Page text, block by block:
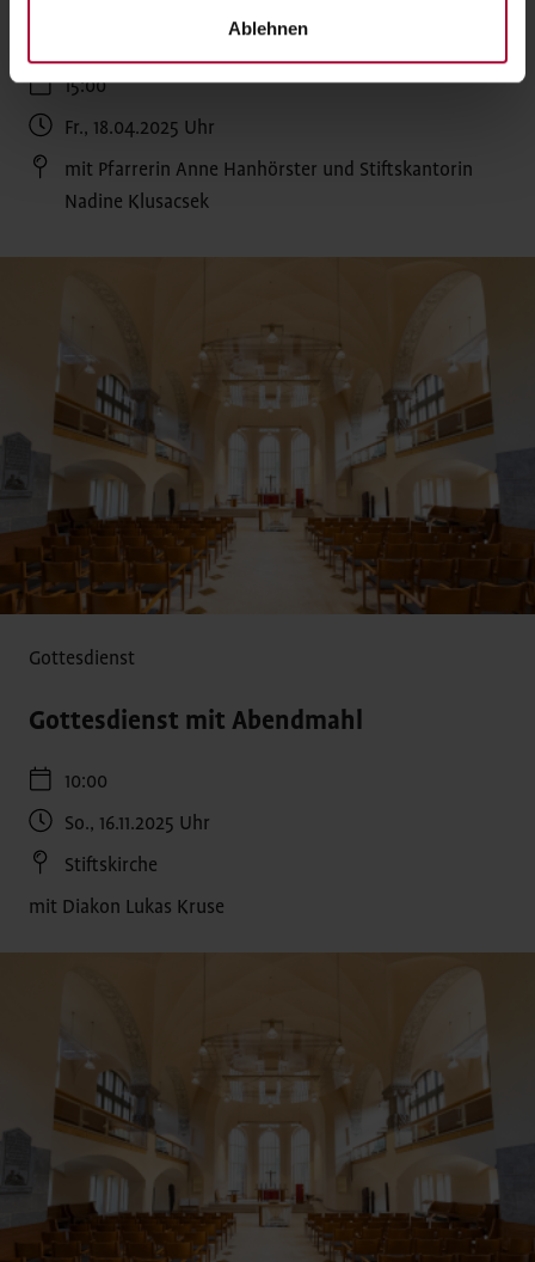
Ablehnen
15:00
Fr., 18.04.2025 Uhr
mit Pfarrerin Anne Hanhörster und Stiftskantorin
Nadine Klusacsek
Gottesdienst
Gottesdienst mit Abendmahl
10:00
So., 16.11.2025 Uhr
Stiftskirche
mit Diakon Lukas Kruse